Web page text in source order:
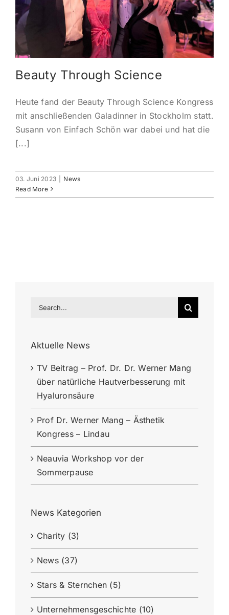
KONTAKT
ANMELDEN
SEARCH
Beauty Through Science
Heute fand der Beauty Through Science Kongress
mit anschließenden Galadinner in Stockholm statt.
Susann von Einfach Schön war dabei und hat die
[...]
03. Juni 2023
News
Read More
Search
Aktuelle News
TV Beitrag – Prof. Dr. Dr. Werner Mang
über natürliche Hautverbesserung mit
Hyaluronsäure
Prof Dr. Werner Mang – Ästhetik
Kongress – Lindau
Neauvia Workshop vor der
Sommerpause
News Kategorien
Charity (3)
News (37)
Stars & Sternchen (5)
Unternehmensgeschichte (10)